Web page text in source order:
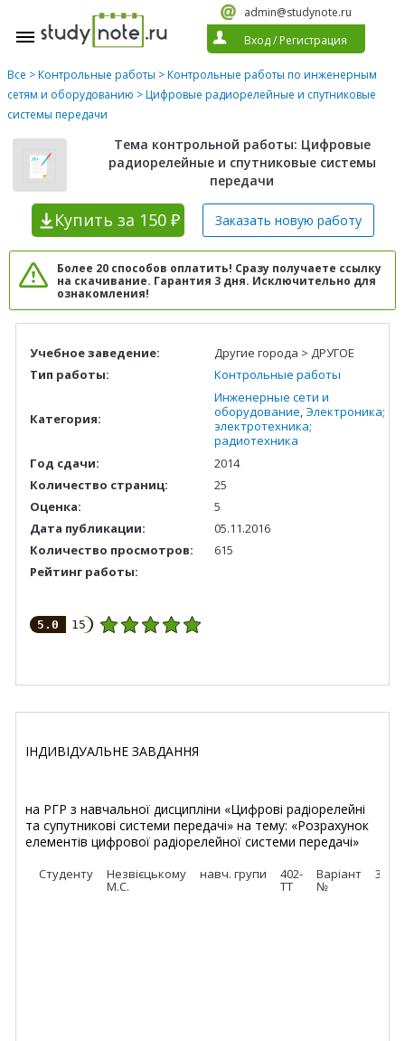
admin@studynote.ru
Вход/ Регистрация
Все >Контрольные работы >Контрольные работы по инженерным
сетям и оборудованию > Цифровые радиорелейные и спутниковые
системы передачи
Тема контрольной работы: Цифровые
радиорелейные и спутниковые системы
передачи
Купить за 150 ₽ Заказать новую работу
Более 20 способов оплатить! Сразу получаете ссылку
на скачивание. Гарантия 3 дня. Исключительно для
ознакомления!
Учебное заведение:
Другие города > ДРУГОЕ
Тип работы:
Контрольные работы
Категория:
Инженерные сети и
оборудование,Электроника;
электротехника;
радиотехника
Год сдачи:
2014
Количество страниц:
25
Оценка:
5
Дата публикации:
05.11.2016
Количество просмотров:
615
Рейтинг работы:
5.0 15
ІНДИВІДУАЛЬНЕ ЗАВДАННЯ
на РГР з навчальної дисципліни «Цифрові радіорелейні
та супутникові системи передачі» на тему: «Розрахунок
елементів цифрової радіорелейної системи передачі»
Студенту Незвієцькому
М.С.
навч. групи 402-
ТТ
Варіант
№
38